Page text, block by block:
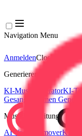
Navigation Menu
AnmeldenClose menu
Generieren
KI-MusikgeneratorKI-
Gesangsstimmen
Musikbearbeitung
AI Vocal RemoverKI-